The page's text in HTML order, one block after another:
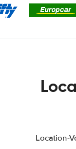
Location-